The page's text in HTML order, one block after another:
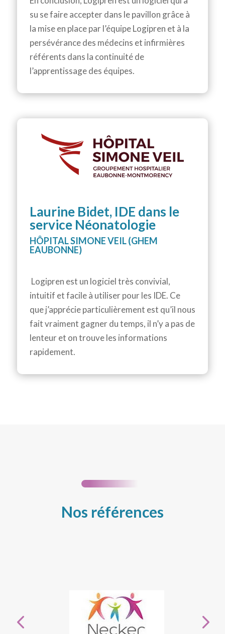
su se faire accepter dans le pavillon grâce à
la mise en place par l’équipe Logipren et à la
persévérance des médecins et infirmières
référents dans la continuité de
l’apprentissage des équipes.
Laurine Bidet, IDE dans le
service Néonatologie
HÔPITAL SIMONE VEIL (GHEM
EAUBONNE)
Logipren est un logiciel très convivial,
intuitif et facile à utiliser pour les IDE. Ce
que j’apprécie particulièrement est qu’il nous
fait vraiment gagner du temps, il n’y a pas de
lenteur et on trouve les informations
rapidement.
Nos références